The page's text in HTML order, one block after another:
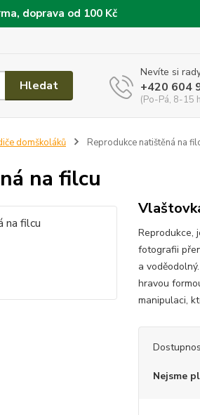
doprava od 100 Kč
Hledat
Nevíte si
+420 604
(Po-Pá, 8-15
domškoláků Reprodukce natištěná na
na filcu
Reprodukce,
fotografii
a
hravou
manipulaci,
Nejsme